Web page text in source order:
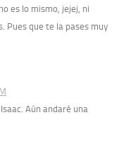
es lo mismo, jejej, ni
Pues que te la pases muy
Aún andaré una